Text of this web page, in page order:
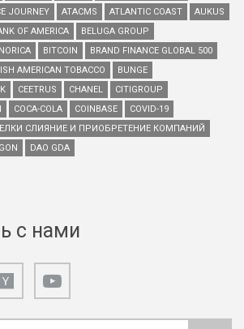
JOURNEY
ATACMS ATLANTIC COAST
AUKUS
OF AMERICA
BELUGA GROUP
BITCOIN
BRAND FINANCE GLOBAL 500
AMERICAN TOBACCO
BUNGE
CEETRUS CHANEL
CITIGROUP
COCA-COLA COINBASE
COVID-19
СЛИЯНИЕ И ПРИОБРЕТЕНИЕ КОМПАНИЙ
DAO GDA
с нами